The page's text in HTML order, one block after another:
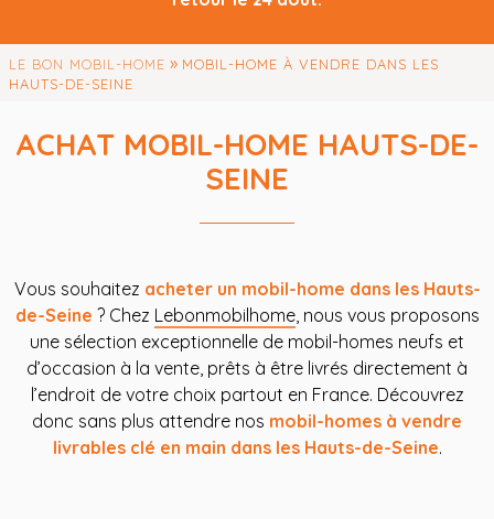
LE BON MOBIL-HOME » MOBIL-HOME À VENDRE DANS LES
HAUTS-DE-SEINE
ACHAT MOBIL-HOME HAUTS-DE-
SEINE
Vous souhaitez acheter un mobil-home dans les Hauts-
de-Seine ? Chez Lebonmobilhome, nous vous proposons
une sélection exceptionnelle de mobil-homes neufs et
d’occasion à la vente, prêts à être livrés directement à
l’endroit de votre choix partout en France. Découvrez
donc sans plus attendre nos mobil-homes à vendre
livrables clé en main dans les Hauts-de-Seine.